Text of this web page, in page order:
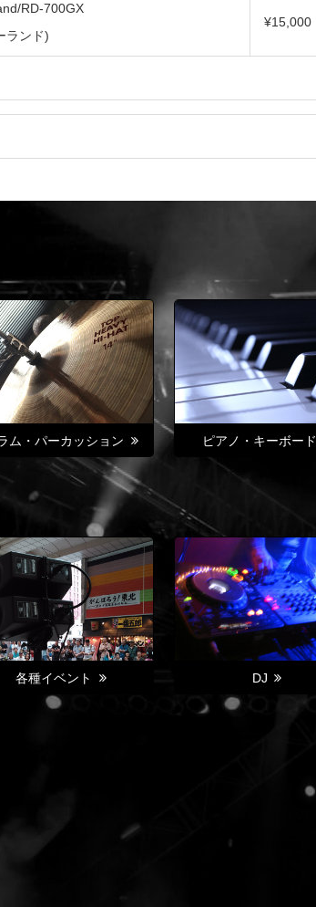
RD-700GX
ランド)
¥15,000
ム・パーカッション ピアノ・キーボード
各種イベント DJ